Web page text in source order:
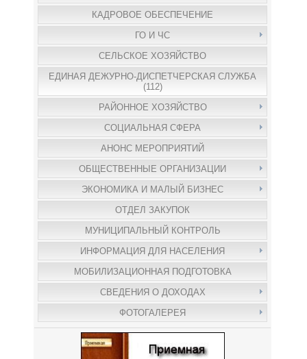
КАДРОВОЕ ОБЕСПЕЧЕНИЕ
ГО И ЧС
СЕЛЬСКОЕ ХОЗЯЙСТВО
ЕДИНАЯ ДЕЖУРНО-ДИСПЕТЧЕРСКАЯ СЛУЖБА
(112)
РАЙОННОЕ ХОЗЯЙСТВО
СОЦИАЛЬНАЯ СФЕРА
АНОНС МЕРОПРИЯТИЙ
ОБЩЕСТВЕННЫЕ ОРГАНИЗАЦИИ
ЭКОНОМИКА И МАЛЫЙ БИЗНЕС
ОТДЕЛ ЗАКУПОК
МУНИЦИПАЛЬНЫЙ КОНТРОЛЬ
ИНФОРМАЦИЯ ДЛЯ НАСЕЛЕНИЯ
МОБИЛИЗАЦИОННАЯ ПОДГОТОВКА
СВЕДЕНИЯ О ДОХОДАХ
ФОТОГАЛЕРЕЯ